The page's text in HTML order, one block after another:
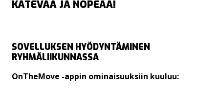
KÄTEVÄÄ JA NOPEAA!
SOVELLUKSEN HYÖDYNTÄMINEN
RYHMÄLIIKUNNASSA
OnTheMove -appin ominaisuuksiin kuuluu: